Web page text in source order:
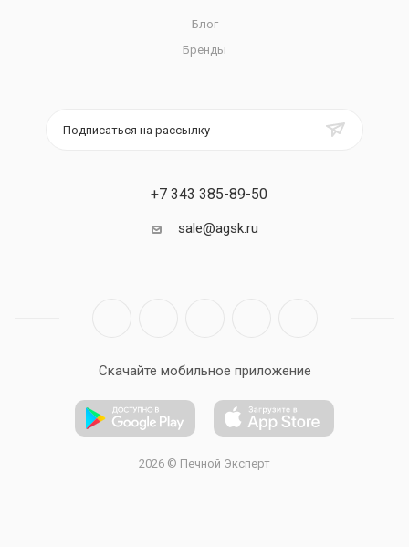
Блог
Бренды
Подписаться на рассылку
+7 343 385-89-50
sale@agsk.ru
Скачайте мобильное приложение
2026 © Печной Эксперт